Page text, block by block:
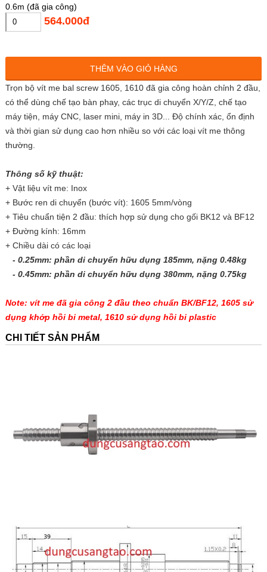
0.6m (đã gia công)
564.000đ
THÊM VÀO GIỎ HÀNG
Trọn bộ vít me bal screw 1605, 1610 đã gia công hoàn chỉnh 2 đầu,
có thể dùng chế tạo bàn phay, các trục di chuyển X/Y/Z, chế tạo
máy tiện, máy CNC, laser mini, máy in 3D... Độ chính xác, ổn định
và thời gian sử dụng cao hơn nhiều so với các loại vít me thông
thường.
Thông số kỹ thuật:
+ Vật liệu vít me: Inox
+ Bước ren di chuyển (bước vít): 1605 5mm/vòng
+ Tiêu chuẩn tiện 2 đầu: thích hợp sử dụng cho gối BK12 và BF12
+ Đường kính: 16mm
+ Chiều dài có các loại
- 0.25mm: phần di chuyển hữu dụng 185mm, nặng 0.48kg
- 0.45mm: phần di chuyển hữu dụng 380mm, nặng 0.75kg
Note: vít me đã gia công 2 đầu theo chuẩn BK/BF12, 1605 sử
dụng khớp hồi bi metal, 1610 sử dụng hồi bi plastic
CHI TIẾT SẢN PHẨM